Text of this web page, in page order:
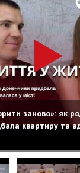
заново»: як
квартиру та